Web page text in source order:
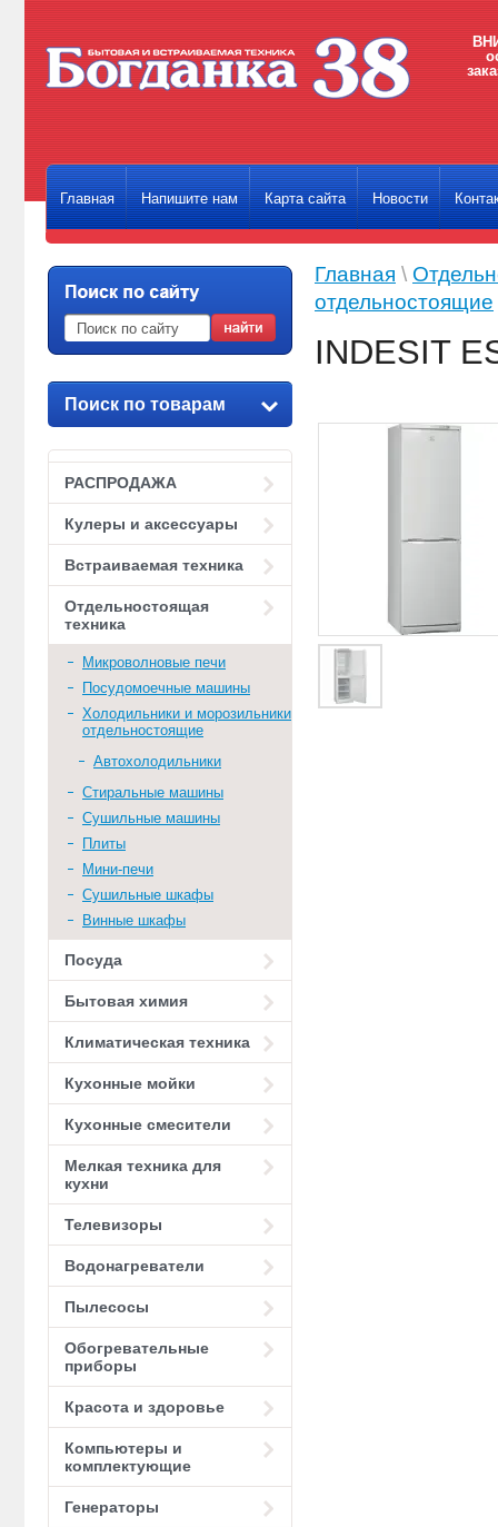
Главная Напишите нам Карта сайта Новости
Поиск по товарам
РАСПРОДАЖА
Кулеры и аксессуары
Встраиваемая техника
Отдельностоящая
техника
Микроволновые печи
Посудомоечные машины
Холодильники и морозильники
отдельностоящие
Автохолодильники
Стиральные машины
Сушильные машины
Плиты
Мини-печи
Сушильные шкафы
Винные шкафы
Посуда
Бытовая химия
Климатическая техника
Кухонные мойки
Кухонные смесители
Мелкая техника для
кухни
Телевизоры
Водонагреватели
Пылесосы
Обогревательные
приборы
Красота и здоровье
Компьютеры и
комплектующие
Генераторы
Главная \
отдельностоящие
INDESIT